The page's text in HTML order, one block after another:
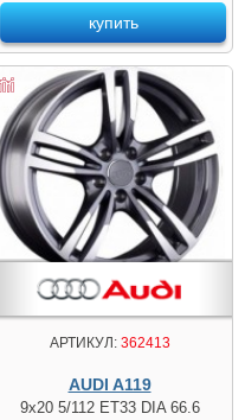
купить
АРТИКУЛ:362413
AUDI A119
9x20 5/112 ET33 DIA 66.6